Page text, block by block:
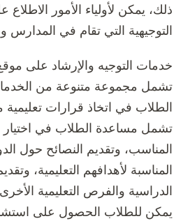
ذلك، يمكن لأولياء الأمور الاطلاع
التوجيهية التي تقام في المدارس
خدمات التوجيه والإرشاد على موقع
تشمل مجموعة متنوعة من
الطلاب في اتخاذ قرارات
تشمل مساعدة الطلاب في
المناسب، وتقديم النصائح حول
المناسبة لأهدافهم التعليمية،
الدراسية والفرص التعليمية
يمكن للطلاب الحصول على